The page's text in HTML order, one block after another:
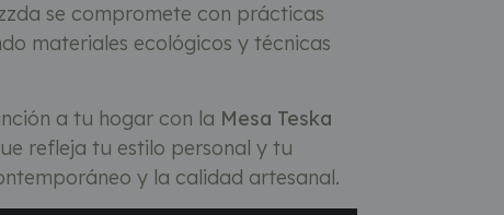
se compromete con prácticas
materiales ecológicos y técnicas
a tu hogar con la Mesa Teska
refleja tu estilo personal y tu
y la calidad artesanal.